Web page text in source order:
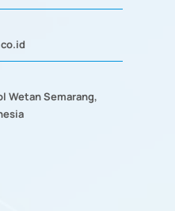
Wetan Semarang,